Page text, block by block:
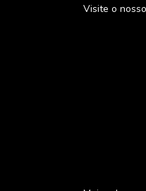
Visite o